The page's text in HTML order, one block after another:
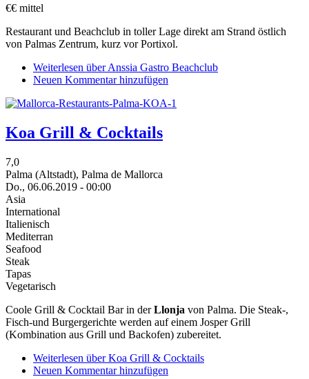
€€ mittel
Restaurant und Beachclub in toller Lage direkt am Strand östlich
von Palmas Zentrum, kurz vor Portixol.
Weiterlesen über Anssia Gastro Beachclub
Neuen Kommentar hinzufügen
Koa Grill & Cocktails
7,0
Palma (Altstadt), Palma de Mallorca
Do., 06.06.2019 - 00:00
Asia
International
Italienisch
Mediterran
Seafood
Steak
Tapas
Vegetarisch
Coole Grill & Cocktail Bar in derLlonja von Palma. Die Steak-,
Fisch-und Burgergerichte werden auf einem Josper Grill
(Kombination aus Grill und Backofen) zubereitet.
Weiterlesen über Koa Grill & Cocktails
Neuen Kommentar hinzufügen